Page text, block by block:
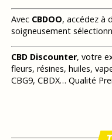
Avec CBDOO, accédez à
soigneusement
CBD Discounter, votre
fleurs, résines, huiles,
CBG9, CBDX… Qualité